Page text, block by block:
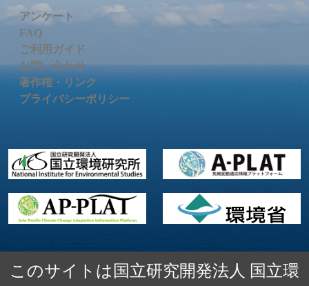
アンケート
FAQ
ご利用ガイド
お問い合わせ
著作権・リンク
プライバシーポリシー
このサイトは国立研究開発法人 国立環